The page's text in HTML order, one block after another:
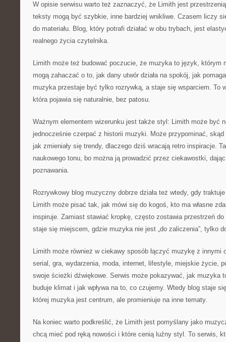
W opisie serwisu warto też zaznaczyć, że Limith jest
teksty mogą być szybkie, inne bardziej wnikliwe. Czasem liczy
do materiału. Blog, który potrafi działać w obu trybach, jest
realnego życia czytelnika.
Limith może też budować poczucie, że muzyka to język, którym
mogą zahaczać o to, jak dany utwór działa na spokój, jak
muzyka przestaje być tylko rozrywką, a staje się wsparciem. To
która pojawia się naturalnie, bez patosu.
Ważnym elementem wizerunku jest także styl: Limith może być
jednocześnie czerpać z historii muzyki. Może przypominać, skąd
jak zmieniały się trendy, dlaczego dziś wracają retro inspiracje.
naukowego tonu, bo można ją prowadzić przez ciekawostki,
poznawania.
Rozrywkowy blog muzyczny dobrze działa też wtedy, gdy
Limith może pisać tak, jak mówi się do kogoś, kto ma własne
inspiruje. Zamiast stawiać kropkę, często zostawia przestrzeń
staje się miejscem, gdzie muzyka nie jest „do zaliczenia”, tylko
Limith może również w ciekawy sposób łączyć muzykę z innymi
serial, gra, wydarzenia, moda, internet, lifestyle, miejskie życie,
swoje ścieżki dźwiękowe. Serwis może pokazywać, jak muzyka
buduje klimat i jak wpływa na to, co czujemy. Wtedy blog staje
której muzyka jest centrum, ale promieniuje na inne tematy.
Na koniec warto podkreślić, że Limith jest pomyślany jako
chcą mieć pod ręką nowości i które cenią luźny styl. To serwis,